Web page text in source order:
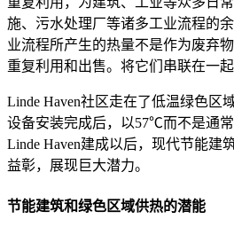
施、污水处理厂等诸多工业流程的
业流程所产生的热量不是作为废弃
重复利用和出售。将它们串联在一
Linde Haven社区走在了低温绿色区
设备安装完成后，以57℃而不是通
Linde Haven建成以后，现代节能建
益彰，展现巨大潜力。
节能建筑和绿色区域供热的潜能